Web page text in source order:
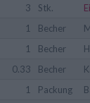
3
Stk.
1
Becher
1
Becher
0.33
Becher
1
Packung